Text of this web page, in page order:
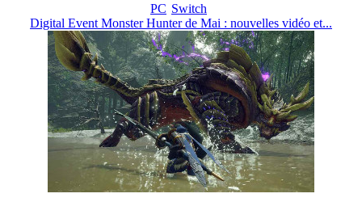
PC Switch
Digital Event Monster Hunter de Mai : nouvelles vidéo et...